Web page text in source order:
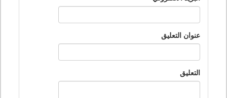
عنوان التعليق
التعليق